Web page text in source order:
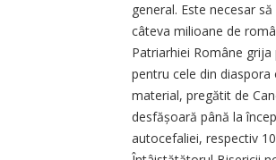
general. Este necesar
câteva milioane de
Pa­triarhiei Române
pentru cele din
material, pregătit de
desfășoară până la
autocefaliei, respectiv